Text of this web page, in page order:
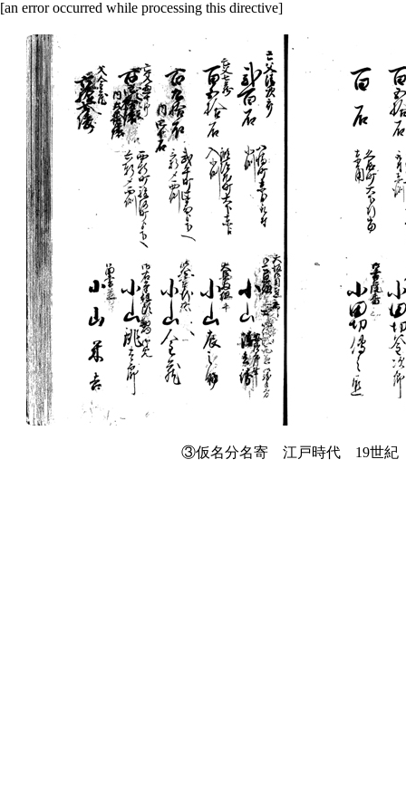
[an error occurred while processing this directive]
③仮名分名寄 江戸時代 19世紀